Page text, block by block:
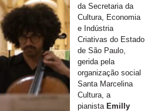
da Secretaria da
Cultura, Economia
e Indústria
Criativas do Estado
de São Paulo,
gerida pela
organização social
Santa Marcelina
Cultura, a
pianista Emilly